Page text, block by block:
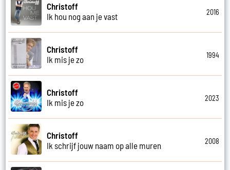
Christoff
Ik hou nog aan je vast
2016
Christoff
Ik mis je zo
1994
Christoff
Ik mis je zo
2023
Christoff
Ik schrijf jouw naam op alle muren
2008